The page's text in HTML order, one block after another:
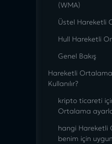
(WMA)
Üstel Hareketli
Hull Hareketli
Genel Bakış
Hareketli
Kullanılır?
kripto ticareti
Ortalama
hangi Hareketli
benim için